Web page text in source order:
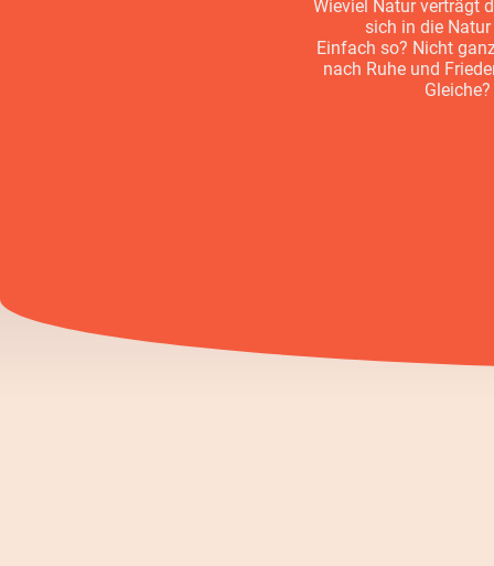
Wieviel Natur verträgt
sich in die
Einfach so? Nicht
nach Ruhe und